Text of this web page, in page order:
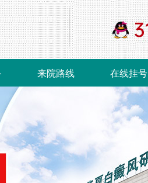
来院路线 在线挂号